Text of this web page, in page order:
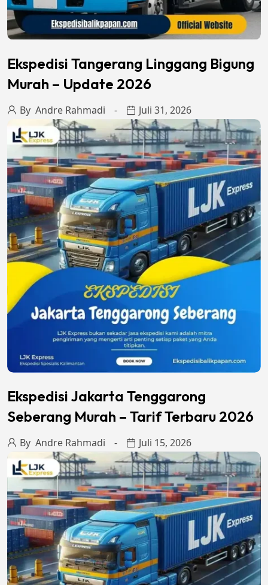
Ekspedisi Tangerang Linggang Bigung
Murah – Update 2026
By Andre Rahmadi Juli 31, 2026
Ekspedisi Jakarta Tenggarong
Seberang Murah – Tarif Terbaru 2026
By Andre Rahmadi Juli 15, 2026